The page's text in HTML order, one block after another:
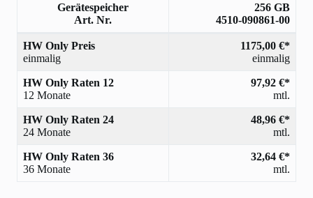
Gerätespeicher
Art. Nr.
256 GB
4510-090861-00
HW Only Preis
einmalig
1175,00 €*
einmalig
HW Only Raten 12
12 Monate
97,92 €*
mtl.
HW Only Raten 24
24 Monate
48,96 €*
mtl.
HW Only Raten 36
36 Monate
32,64 €*
mtl.